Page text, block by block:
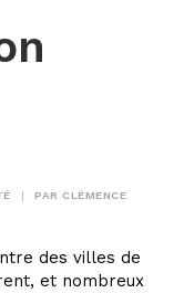
| PAR CLÉMENCE
des villes de
et nombreux